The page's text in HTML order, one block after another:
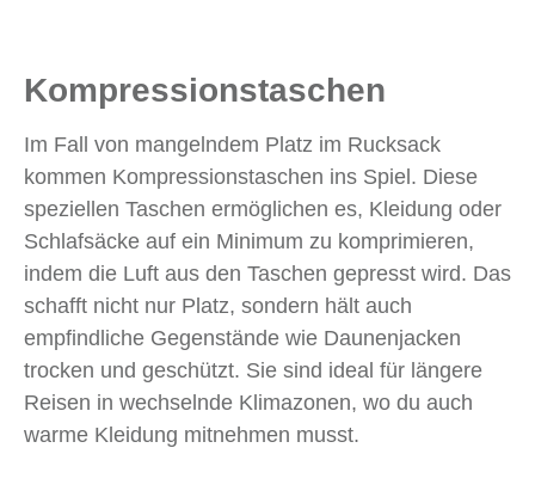
Kompressionstaschen
Im Fall von mangelndem Platz im Rucksack
kommen Kompressionstaschen ins Spiel. Diese
speziellen Taschen ermöglichen es, Kleidung oder
Schlafsäcke auf ein Minimum zu komprimieren,
indem die Luft aus den Taschen gepresst wird. Das
schafft nicht nur Platz, sondern hält auch
empfindliche Gegenstände wie Daunenjacken
trocken und geschützt. Sie sind ideal für längere
Reisen in wechselnde Klimazonen, wo du auch
warme Kleidung mitnehmen musst.